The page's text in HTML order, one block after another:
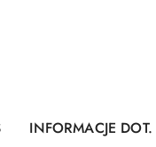
INFORMACJE